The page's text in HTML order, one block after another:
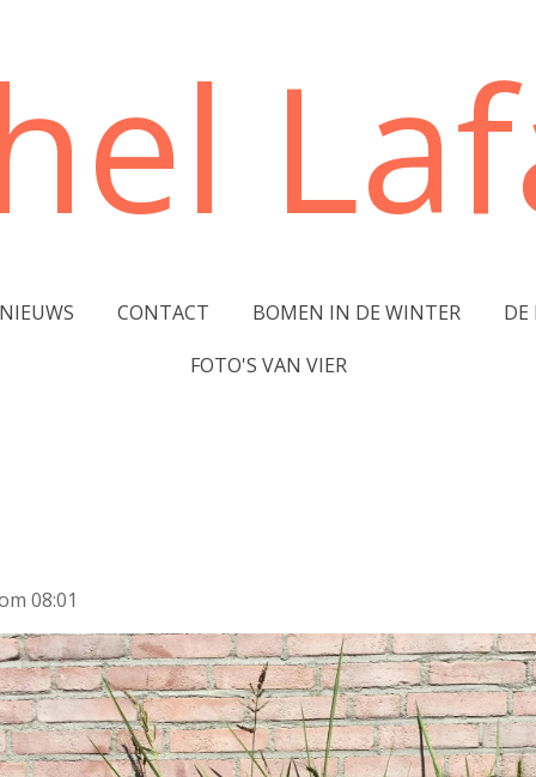
NIEUWS CONTACT BOMEN IN DE WINTER DE
FOTO'S VAN VIER
08:01